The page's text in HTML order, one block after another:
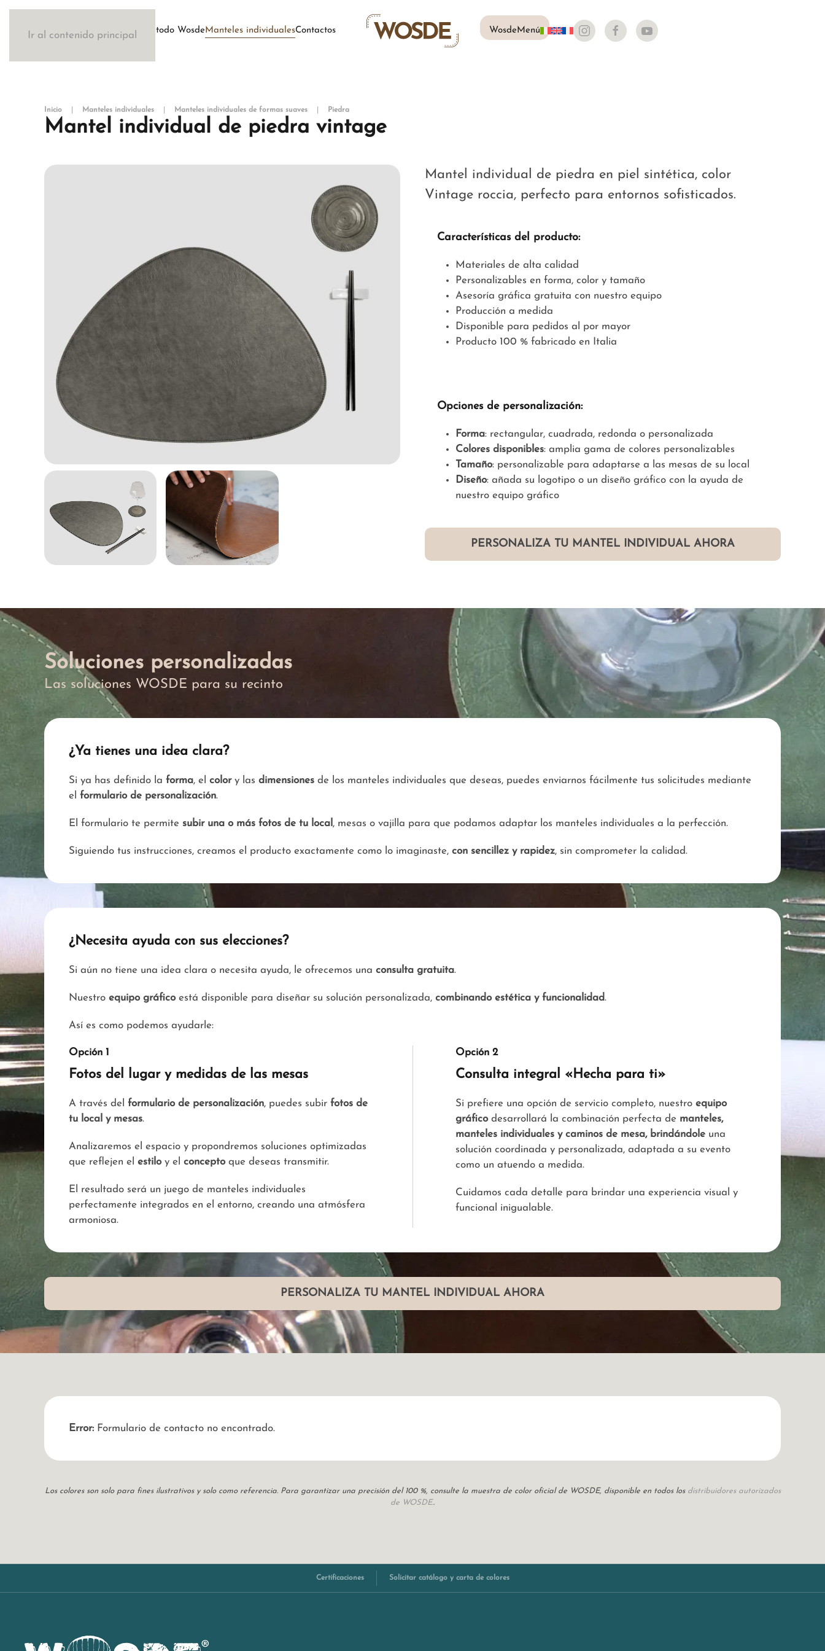
Ir al contenido principal Método WosdeManteles individualesContactos WosdeMenú
Inicio Manteles individuales Manteles individuales de formas suaves Piedra
Mantel individual de piedra vintage
Mantel individual de piedra en piel sintética, color
Vintage roccia, perfecto para entornos sofisticados.
Características del producto:
Materiales de alta calidad
Personalizables en forma, color y tamaño
Asesoría gráfica gratuita con nuestro equipo
Producción a medida
Disponible para pedidos al por mayor
Producto 100 % fabricado en Italia
Opciones de personalización:
Forma: rectangular, cuadrada, redonda o personalizada
Colores disponibles: amplia gama de colores personalizables
Tamaño: personalizable para adaptarse a las mesas de su local
Diseño: añada su logotipo o un diseño gráfico con la ayuda de
nuestro equipo gráfico
PERSONALIZA TU MANTEL INDIVIDUAL AHORA
Soluciones personalizadas
Las soluciones WOSDE para su recinto
¿Ya tienes una idea clara?
Si ya has definido la forma, el colory las dimensiones de los manteles individuales que deseas, puedes enviarnos fácilmente tus solicitudes mediante
el formulario de personalización.
El formulario te permite subir una o más fotos de tu local , mesas o vajilla para que podamos adaptar los manteles individuales a la perfección.
Siguiendo tus instrucciones, creamos el producto exactamente como lo imaginaste, con sencillez y rapidez, sin comprometer la calidad.
¿Necesita ayuda con sus elecciones?
Si aún no tiene una idea clara o necesita ayuda, le ofrecemos una consulta gratuita.
Nuestro equipo gráficoestá disponible para diseñar su solución personalizada, combinando estética y funcionalidad.
Así es como podemos ayudarle:
Opción 1
Fotos del lugar y medidas de las mesas
A través del formulario de personalización, puedes subir fotos de
tu local y mesas.
Analizaremos el espacio y propondremos soluciones optimizadas
que reflejen el estiloy el conceptoque deseas transmitir.
El resultado será un juego de manteles individuales
perfectamente integrados en el entorno, creando una atmósfera
armoniosa.
Opción 2
Consulta integral «Hecha para ti»
Si prefiere una opción de servicio completo, nuestro equipo
gráficodesarrollará la combinación perfecta de manteles,
manteles individuales y caminos de mesa, brindándole una
solución coordinada y personalizada, adaptada a su evento
como un atuendo a medida.
Cuidamos cada detalle para brindar una experiencia visual y
funcional inigualable.
PERSONALIZA TU MANTEL INDIVIDUAL AHORA
Error: Formulario de contacto no encontrado.
Los colores son solo para fines ilustrativos y solo como referencia. Para garantizar una precisión del 100 %, consulte la muestra de color oficial de WOSDE, disponible en todos los distribuidores autorizados
de WOSDE..
Certificaciones Solicitar catálogo y carta de colores